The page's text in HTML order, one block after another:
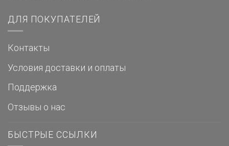
ДЛЯ ПОКУПАТЕЛЕЙ
Контакты
Условия доставки и оплаты
Поддержка
Отзывы о нас
БЫСТРЫЕ ССЫЛКИ